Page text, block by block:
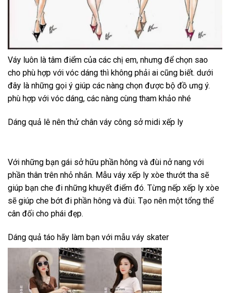
Váy luôn là tâm điểm của các chị em, nhưng để chọn sao
cho phù hợp với vóc dáng thì không phải ai cũng biết. dưới
đây là những gọi ý giúp các nàng chọn được bộ đồ ưng ý.
phù hợp với vóc dáng, các nàng cùng tham khảo nhé
Dáng quả lê nên thử chân váy công sở midi xếp ly
Với những bạn gái sở hữu phần hông và đùi nở nang với
phần thân trên nhỏ nhắn. Mẫu váy xếp ly xòe thướt tha sẽ
giúp bạn che đi những khuyết điểm đó. Từng nếp xếp ly xòe
sẽ giúp che bớt đi phần hông và đùi. Tạo nên một tổng thể
cân đối cho phái đẹp.
Dáng quả táo hãy làm bạn với mẫu váy skater